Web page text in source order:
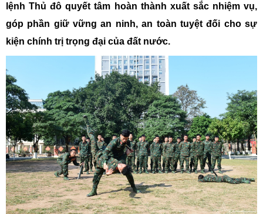
lệnh Thủ đô quyết tâm hoàn thành xuất sắc nhiệm vụ,
góp phần giữ vững an ninh, an toàn tuyệt đối cho sự
kiện chính trị trọng đại của đất nước.